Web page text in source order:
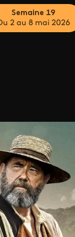
Semaine 19
2 au 8 mai 2026